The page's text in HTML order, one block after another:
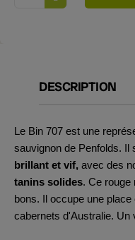
DESCRIPTION
Le Bin 707 est une
sauvignon de Penfolds. Il
brillant et vif, avec des
tanins solides. Ce rouge
bons. Il occupe une
cabernets d'Australie. Un